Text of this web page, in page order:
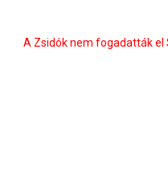
A Zsidók nem fogadatták